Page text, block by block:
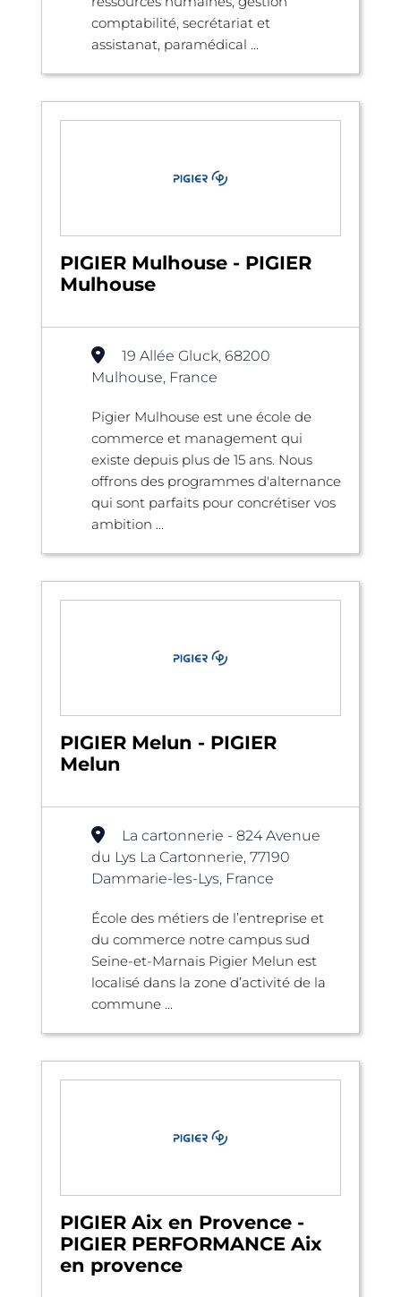
comptabilité, secrétariat et
assistanat, paramédical ...
PIGIER Mulhouse - PIGIER
Mulhouse
19 Allée Gluck, 68200
Mulhouse, France
Pigier Mulhouse est une école de
commerce et management qui
existe depuis plus de 15 ans. Nous
offrons des programmes d'alternance
qui sont parfaits pour concrétiser vos
ambition ...
PIGIER Melun - PIGIER
Melun
La cartonnerie - 824 Avenue
du Lys La Cartonnerie, 77190
Dammarie-les-Lys, France
École des métiers de l’entreprise et
du commerce notre campus sud
Seine-et-Marnais Pigier Melun est
localisé dans la zone d’activité de la
commune ...
PIGIER Aix en Provence -
PIGIER PERFORMANCE Aix
en provence